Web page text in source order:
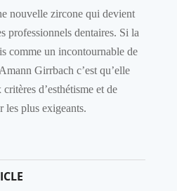
nouvelle zircone qui devient
professionnels dentaires. Si la
comme un incontournable de
Girrbach c’est qu’elle
d’esthétisme et de
les plus exigeants.